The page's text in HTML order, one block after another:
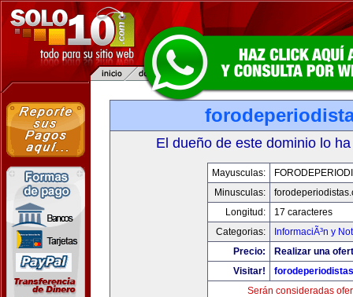
El dueño de este dominio lo
Mayusculas:
Minusculas:
Longitud:
17 caracteres
Categorias:
InformaciÃ³n y
Precio:
Realizar una
Visitar!
Serán consideradas